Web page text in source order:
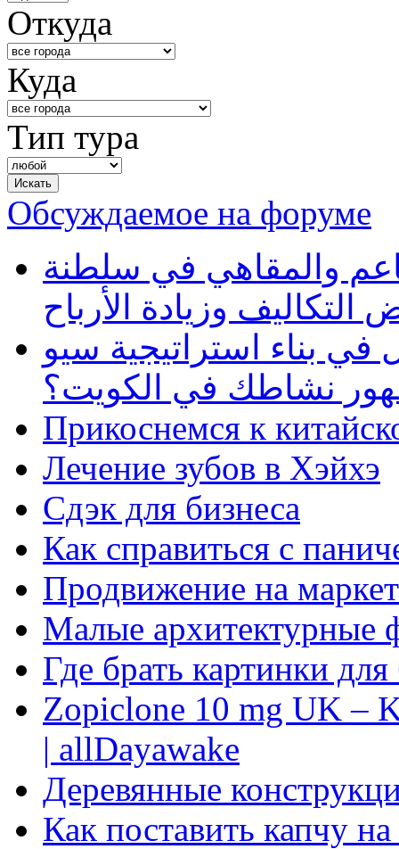
Откуда
Куда
Тип тура
Обсуждаемое на форуме
والمقاهي في سلطنة
وزيادة الأرباح
بناء استراتيجية سيو
نشاطك في الكويت؟
Прикоснемся к
Лечение зубов в Хэйхэ
Сдэк для бизнеса
Как справиться с
Продвижение на
Малые архитектурные
Где брать картинки
Zopiclone 10 mg UK –
| allDayawake
Деревянные
Как поставить капчу